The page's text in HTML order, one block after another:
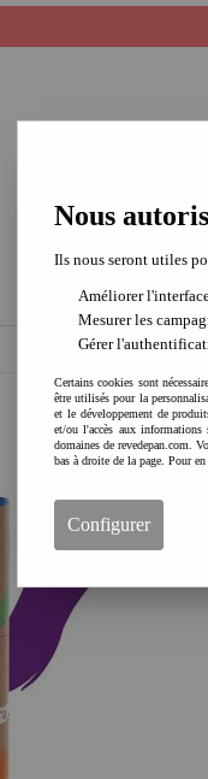
LOISIRS CREATIFS
Nous
Ils nous seront utiles
Améliorer
Mesurer les
Gérer
Certains cookies sont
être utilisés pour la
et le développement de
et/ou l'accès aux informations
domaines de revedepan.com.
bas à droite de la page. Pour
Configurer